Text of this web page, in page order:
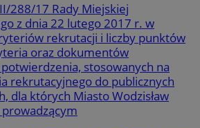
288/17 Rady Miejskiej
z dnia 22 lutego 2017 r. w
rekrutacji i liczby punktów
oraz dokumentów
stosowanych na
rekrutacyjnego do publicznych
dla których Miasto Wodzisław